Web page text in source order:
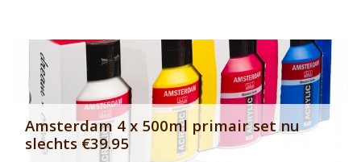
Banner row 2
Amsterdam 4 x 500ml primair set nu
slechts €39.95